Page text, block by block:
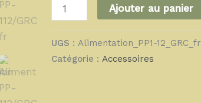
Ajouter au panier
UGS : Alimentation_PP1-12_GRC_fr
Catégorie : Accessoires